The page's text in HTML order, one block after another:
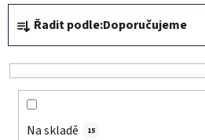
Ř
a
z
e
Řadit podle:Doporučujeme
Na skladě 15